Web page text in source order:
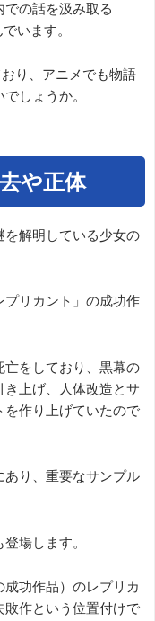
の話を汲み取る
います。
り、アニメでも物語
しょうか。
や正体
を解明している少女の
プリカント」の成功作
亡をしており、黒幕の
上げ、人体改造とサ
を作り上げていたので
あり、重要なサンプル
場します。
功作品）のレプリカ
敗作という位置付けで